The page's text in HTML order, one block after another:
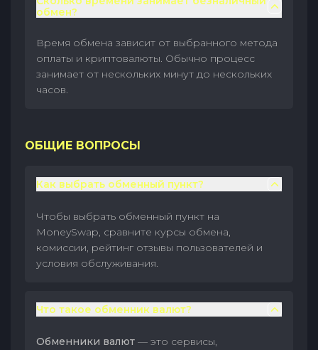
обмен?
Время обмена зависит от выбранного метода
оплаты и криптовалюты. Обычно процесс
занимает от нескольких минут до нескольких
часов.
ОБЩИЕ ВОПРОСЫ
Как выбрать обменный пункт?
Чтобы выбрать обменный пункт на
MoneySwap, сравните курсы обмена,
комиссии, рейтинг отзывы пользователей и
условия обслуживания.
Что такое обменник валют?
Обменники валют — это сервисы,